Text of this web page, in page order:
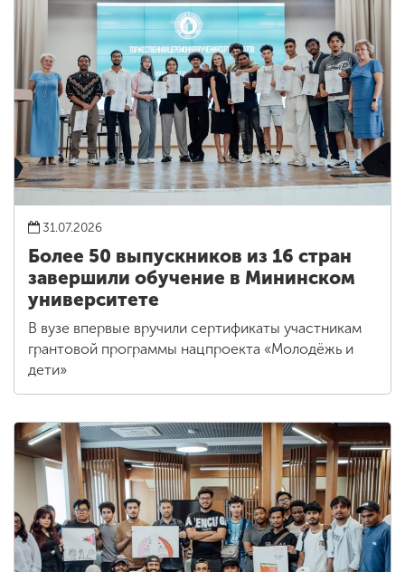
31.07.2026
Более 50 выпускников из 16 стран
завершили обучение в Мининском
университете
В вузе впервые вручили сертификаты участникам
грантовой программы нацпроекта «Молодёжь и
дети»